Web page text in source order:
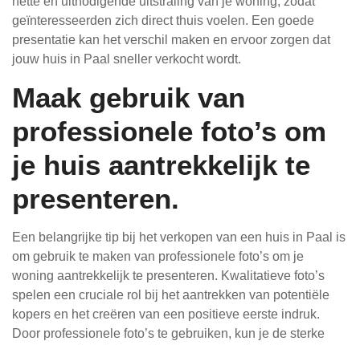
geïnteresseerden zich direct thuis voelen. Een goede
presentatie kan het verschil maken en ervoor zorgen dat
jouw huis in Paal sneller verkocht wordt.
Maak gebruik van
professionele foto’s om
je huis aantrekkelijk te
presenteren.
Een belangrijke tip bij het verkopen van een huis in Paal is
om gebruik te maken van professionele foto’s om je
woning aantrekkelijk te presenteren. Kwalitatieve foto’s
spelen een cruciale rol bij het aantrekken van potentiële
kopers en het creëren van een positieve eerste indruk.
Door professionele foto’s te gebruiken, kun je de sterke